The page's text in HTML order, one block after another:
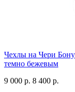
Чехлы на Чери
темно бежевым
9 000 р. 8 400 р.